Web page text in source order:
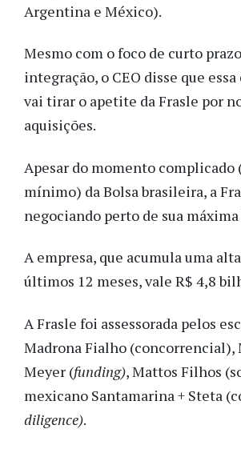
Argentina e México).
Mesmo com o foco de curto
integração, o CEO disse que
vai tirar o apetite da Frasle por
aquisições.
Apesar do momento complicado
mínimo) da Bolsa brasileira, a
negociando perto de sua
A empresa, que acumula uma
últimos 12 meses, vale R$ 4,8
A Frasle foi assessorada pelos
Madrona Fialho (concorrencial),
Meyer (funding), Mattos Filhos
mexicano Santamarina + Steta
diligence).